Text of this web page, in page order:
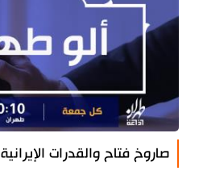
صاروخ فتاح والقدرات الإيرانية